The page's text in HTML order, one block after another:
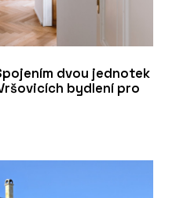
dvou jednotek
bydlení pro